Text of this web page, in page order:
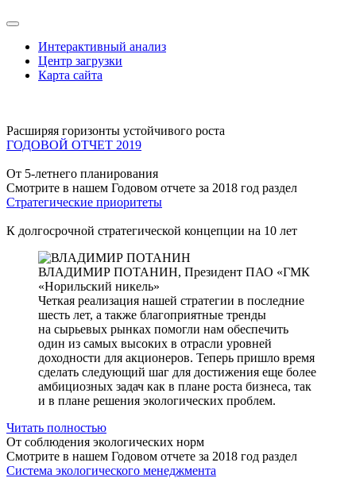
Интерактивный анализ
Центр загрузки
Карта сайта
Расширяя горизонты устойчивого роста
ГОДОВОЙ ОТЧЕТ 2019
От 5-летнего планирования
Смотрите в нашем Годовом отчете за 2018 год раздел
Стратегические приоритеты
К долгосрочной стратегической концепции на 10 лет
ВЛАДИМИР ПОТАНИН, Президент ПАО «ГМК
«Норильский никель»
Четкая реализация нашей стратегии в последние
шесть лет, а также благоприятные тренды
на сырьевых рынках помогли нам обеспечить
один из самых высоких в отрасли уровней
доходности для акционеров. Теперь пришло время
сделать следующий шаг для достижения еще более
амбициозных задач как в плане роста бизнеса, так
и в плане решения экологических проблем.
Читать полностью
От соблюдения экологических норм
Смотрите в нашем Годовом отчете за 2018 год раздел
Система экологического менеджмента